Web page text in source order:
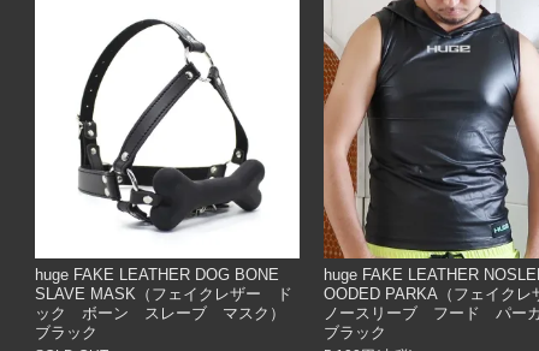
huge FAKE LEATHER DOG BONE
SLAVE MASK（フェイクレザー ド
ック ボーン スレーブ マスク）
ブラック
huge FAKE LEATHER
OODED PARKA（フェイク
ノースリーブ フード パー
ブラック